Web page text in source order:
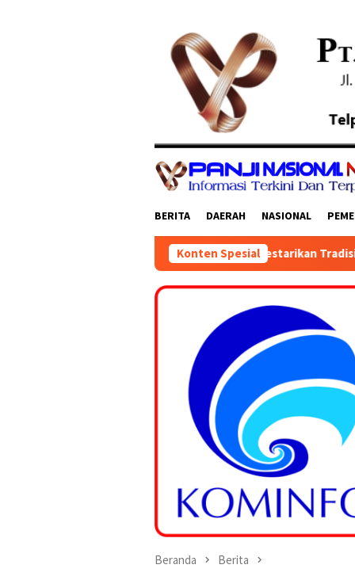
BERITA DAERAH NASIONAL
Konten Spesial
Momentum Melestarikan Tradisi dan Mempererat
Beranda Berita